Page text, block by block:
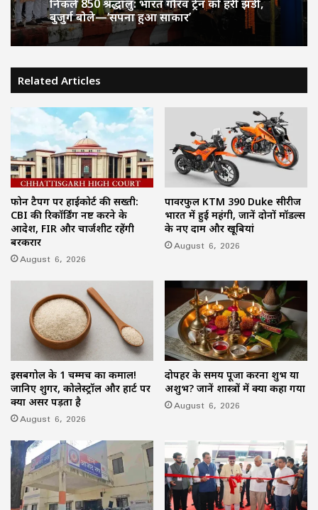
निकले 850 श्रद्धालु: भारत गौरव ट्रेन को हरी झंडी,
बुजुर्ग बोले—‘सपना हुआ साकार’
Related Articles
फोन टैपिंग पर हाईकोर्ट की सख्ती:
CBI की रिकॉर्डिंग नष्ट करने के
आदेश, FIR और चार्जशीट रहेंगी
बरकरार
August 6, 2026
पावरफुल KTM 390 Duke सीरीज
भारत में हुई महंगी, जानें दोनों मॉडल्स
के नए दाम और खूबियां
August 6, 2026
इसबगोल के 1 चम्मच का कमाल!
जानिए शुगर, कोलेस्ट्रॉल और हार्ट पर
क्या असर पड़ता है
August 6, 2026
दोपहर के समय पूजा करना शुभ या
अशुभ? जानें शास्त्रों में क्या कहा गया
August 6, 2026